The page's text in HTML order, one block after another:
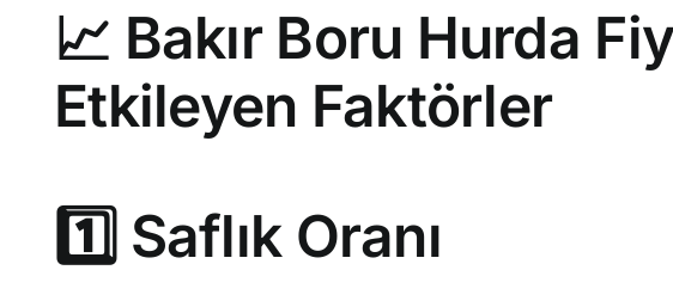
📈 Bakır Boru Hurda
Etkileyen Faktörler
1️⃣ Saflık Oranı